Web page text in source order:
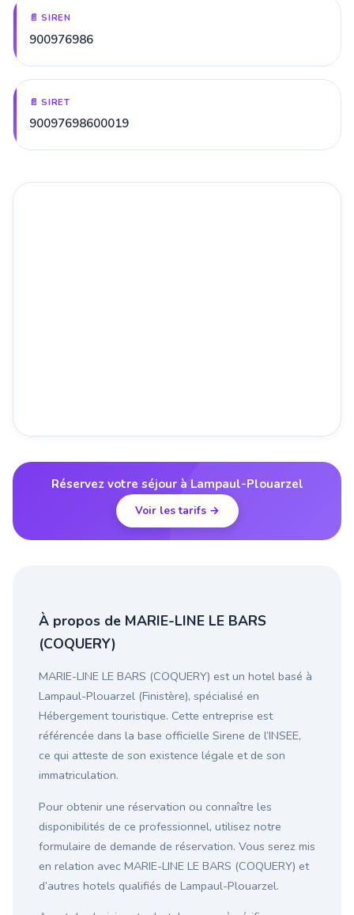
📄 SIREN
900976986
📄 SIRET
90097698600019
Réservez votre séjour à Lampaul-Plouarzel
Voir les tarifs →
À propos de MARIE-LINE LE BARS
(COQUERY)
MARIE-LINE LE BARS (COQUERY) est un hotel basé à
Lampaul-Plouarzel (Finistère), spécialisé en
Hébergement touristique. Cette entreprise est
référencée dans la base officielle Sirene de l’INSEE,
ce qui atteste de son existence légale et de son
immatriculation.
Pour obtenir une réservation ou connaître les
disponibilités de ce professionnel, utilisez notre
formulaire de demande de réservation. Vous serez mis
en relation avec MARIE-LINE LE BARS (COQUERY) et
d’autres hotels qualifiés de Lampaul-Plouarzel.